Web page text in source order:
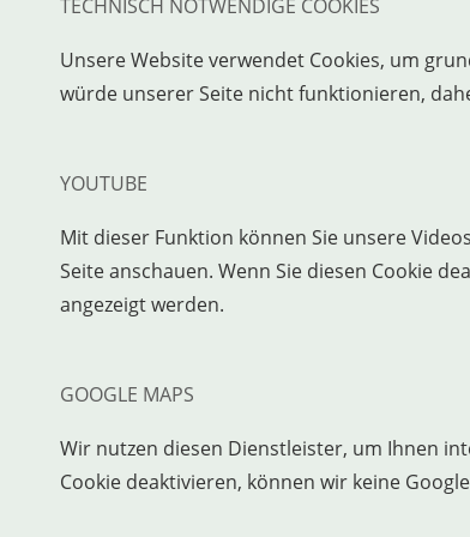
TECHNISCH NOTWENDIGE COOKIES
Unsere Website verwendet Cookies, um
würde unserer Seite nicht funktionieren,
YOUTUBE
Mit dieser Funktion können Sie unsere
Seite anschauen. Wenn Sie diesen Cookie
angezeigt werden.
GOOGLE MAPS
Wir nutzen diesen Dienstleister, um Ihnen
Cookie deaktivieren, können wir keine